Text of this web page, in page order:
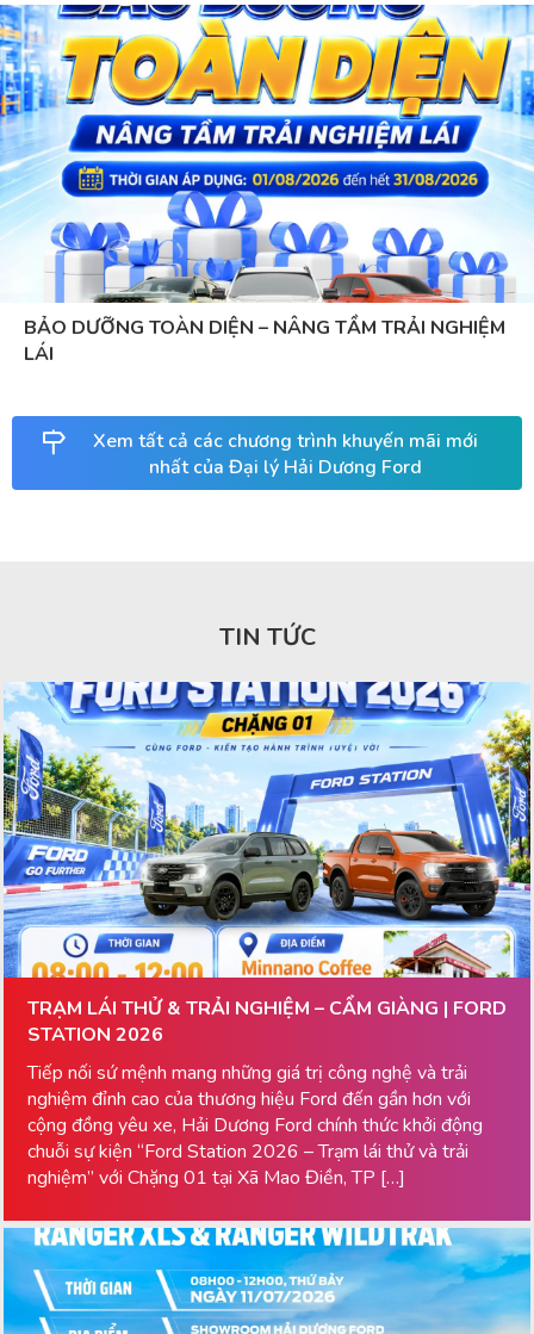
BẢO DƯỠNG TOÀN DIỆN – NÂNG TẦM TRẢI NGHIỆM
LÁI
Xem tất cả các chương trình khuyến mãi mới
nhất của Đại lý Hải Dương Ford
TIN TỨC
TRẠM LÁI THỬ & TRẢI NGHIỆM – CẨM GIÀNG | FORD
STATION 2026
Tiếp nối sứ mệnh mang những giá trị công nghệ và trải
nghiệm đỉnh cao của thương hiệu Ford đến gần hơn với
cộng đồng yêu xe, Hải Dương Ford chính thức khởi động
chuỗi sự kiện “Ford Station 2026 – Trạm lái thử và trải
nghiệm” với Chặng 01 tại Xã Mao Điền, TP […]